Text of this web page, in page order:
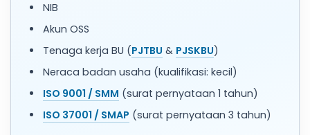
NIB
Akun OSS
Tenaga kerja BU (PJTBU & PJSKBU)
Neraca badan usaha (kualifikasi: kecil)
ISO 9001 / SMM (surat pernyataan 1 tahun)
ISO 37001 / SMAP (surat pernyataan 3 tahun)